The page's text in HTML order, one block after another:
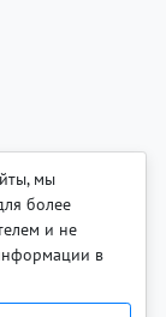
мы
более
и не
в